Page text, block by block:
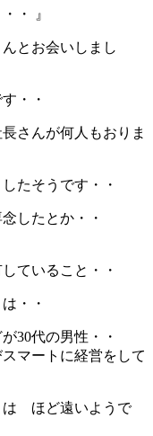
・ 』
とお会いしまし
・・
さんが何人もおりま
たそうです・・
したとか・・
ていること・・
・・
30代の男性・・
マートに経営をして
は ほど遠いようで